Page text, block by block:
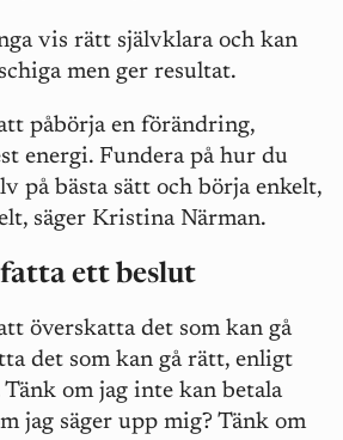
vis rätt självklara och kan
men ger resultat.
påbörja en förändring,
energi. Fundera på hur du
på bästa sätt och börja enkelt,
säger Kristina Närman.
ett beslut
överskatta det som kan gå
det som kan gå rätt, enligt
om jag inte kan betala
jag säger upp mig? Tänk om